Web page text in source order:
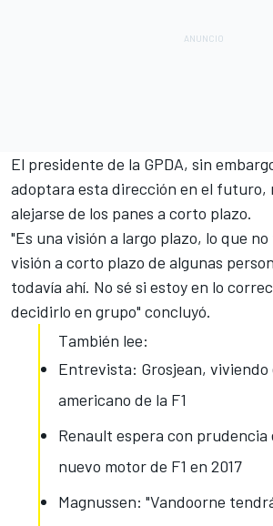
El presidente de la GPDA, sin
adoptara esta dirección en el futuro,
alejarse de los panes a corto plazo.
"Es una visión a largo plazo, lo que
visión a corto plazo de algunas
todavía ahí. No sé si estoy en lo
decidirlo en grupo" concluyó.
También lee:
Entrevista: Grosjean, viviendo
americano de la F1
Renault espera con prudencia
nuevo motor de F1 en 2017
Magnussen: "Vandoorne